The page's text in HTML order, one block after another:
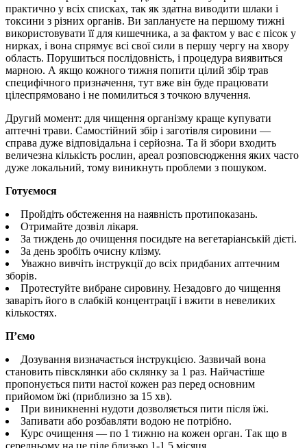
практично у всіх списках, так як здатна виводити шлаки і
токсини з різних органів. Ви заплануєте на першому тижні
використовувати її для кишечника, а за фактом у вас є пісок у
нирках, і вона спрямує всі свої сили в першу чергу на хвору
область. Порушиться послідовність, і процедура виявиться
марною. А якщо кожного тижня попити цілий збір трав
специфічного призначення, тут вже він буде працювати
цілеспрямовано і не помилиться з точкою влучення.
Другий момент: для чищення організму краще купувати
аптечні трави. Самостійний збір і заготівля сировини —
справа дуже відповідальна і серйозна. Та й збори входить
величезна кількість рослин, ареал розповсюдження яких часто
дуже локальний, тому виникнуть проблеми з пошуком.
Готуємося
Пройдіть обстеження на наявність протипоказань.
Отримайте дозвіл лікаря.
За тиждень до очищення посидьте на вегетаріанській дієті.
За день зробіть очисну клізму.
Уважно вивчіть інструкції до всіх придбаних аптечним
зборів.
Протестуйте вибране сировину. Незадовго до чищення
заваріть його в слабкій концентрації і вжити в невеликих
кількостях.
П’ємо
Дозування визначається інструкцією. Зазвичай вона
становить півсклянки або склянку за 1 раз. Найчастіше
пропонується пити настої кожен раз перед основним
прийомом їжі (приблизно за 15 хв).
При виникненні нудоти дозволяється пити після їжі.
Запивати або розбавляти водою не потрібно.
Курс очищення — по 1 тижню на кожен орган. Так що в
середньому на це піде близько 1-1,5 місяця.